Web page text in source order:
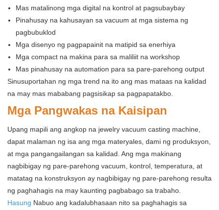
Mas matalinong mga digital na kontrol at pagsubaybay
Pinahusay na kahusayan sa vacuum at mga sistema ng
pagbubuklod
Mga disenyo ng pagpapainit na matipid sa enerhiya
Mga compact na makina para sa maliliit na workshop
Mas pinahusay na automation para sa pare-parehong output
Sinusuportahan ng mga trend na ito ang mas mataas na kalidad
na may mas mababang pagsisikap sa pagpapatakbo.
Mga Pangwakas na Kaisipan
Upang mapili ang angkop na jewelry vacuum casting machine,
dapat malaman ng isa ang mga materyales, dami ng produksyon,
at mga pangangailangan sa kalidad. Ang mga makinang
nagbibigay ng pare-parehong vacuum, kontrol, temperatura, at
matatag na konstruksyon ay nagbibigay ng pare-parehong resulta
ng paghahagis na may kaunting pagbabago sa trabaho.
Hasung Nabuo ang kadalubhasaan nito sa paghahagis sa